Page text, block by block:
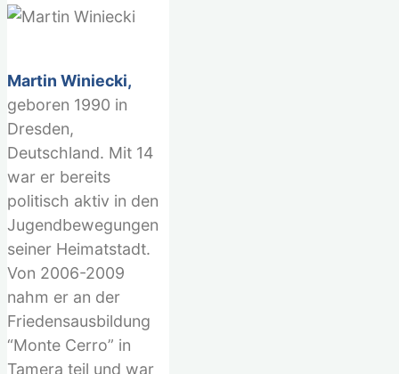
Martin Winiecki,
geboren 1990 in
Dresden,
Deutschland. Mit 14
war er bereits
politisch aktiv in den
Jugendbewegungen
seiner Heimatstadt.
Von 2006-2009
nahm er an der
Friedensausbildung
“Monte Cerro” in
Tamera teil und war